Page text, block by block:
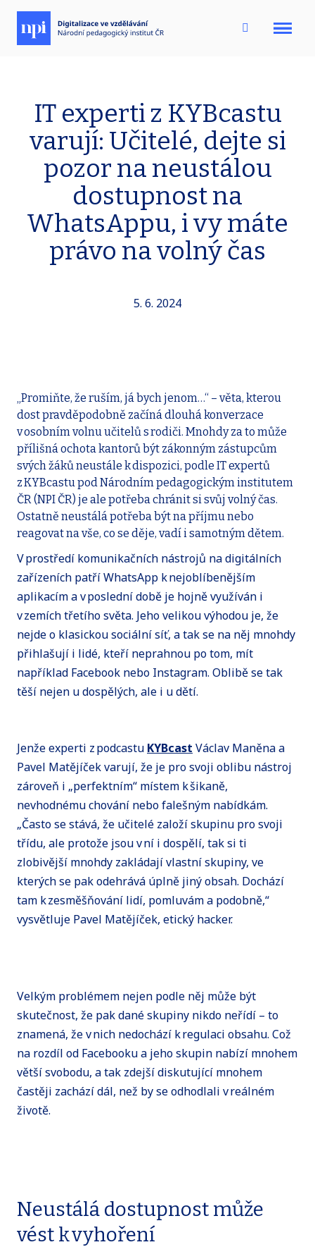
Menu
IT experti z KYBcastu
varují: Učitelé, dejte si
pozor na neustálou
dostupnost na
WhatsAppu, i vy máte
právo na volný čas
5. 6. 2024
„Promiňte, že ruším, já bych jenom…“ – věta, kterou
dost pravděpodobně začíná dlouhá konverzace
v osobním volnu učitelů s rodiči. Mnohdy za to může
přílišná ochota kantorů být zákonným zástupcům
svých žáků neustále k dispozici, podle IT expertů
z KYBcastu pod Národním pedagogickým institutem
ČR (NPI ČR) je ale potřeba chránit si svůj volný čas.
Ostatně neustálá potřeba být na příjmu nebo
reagovat na vše, co se děje, vadí i samotným dětem.
V prostředí komunikačních nástrojů na digitálních
zařízeních patří WhatsApp k nejoblíbenějším
aplikacím a v poslední době je hojně využíván i
v zemích třetího světa. Jeho velikou výhodou je, že
nejde o klasickou sociální síť, a tak se na něj mnohdy
přihlašují i lidé, kteří neprahnou po tom, mít
například Facebook nebo Instagram. Oblibě se tak
těší nejen u dospělých, ale i u dětí.
Jenže experti z podcastu KYBcast Václav Maněna a
Pavel Matějíček varují, že je pro svoji oblibu nástroj
zároveň i „perfektním“ místem k šikaně,
nevhodnému chování nebo falešným nabídkám.
„Často se stává, že učitelé založí skupinu pro svoji
třídu, ale protože jsou v ní i dospělí, tak si ti
zlobivější mnohdy zakládají vlastní skupiny, ve
kterých se pak odehrává úplně jiný obsah. Dochází
tam k zesměšňování lidí, pomluvám a podobně,“
vysvětluje Pavel Matějíček, etický hacker.
Velkým problémem nejen podle něj může být
skutečnost, že pak dané skupiny nikdo neřídí – to
znamená, že v nich nedochází k regulaci obsahu. Což
na rozdíl od Facebooku a jeho skupin nabízí mnohem
větší svobodu, a tak zdejší diskutující mnohem
častěji zachází dál, než by se odhodlali v reálném
životě.
Neustálá dostupnost může
vést k vyhoření